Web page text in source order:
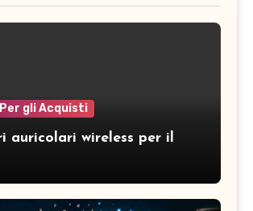
gli Acquisti
auricolari wireless per il